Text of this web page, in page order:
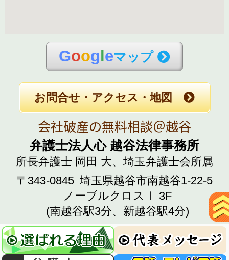
Googleマップ
お問合せ・アクセス・地図
会社破産の無料相談＠越谷
弁護士法人心 越谷法律事務所
所長弁護士 岡田 大、 埼玉弁護士会所属
〒343-0845 埼玉県越谷市南越谷1-22-5
ノーブルクロスⅠ 3F
(南越谷駅3分、新越谷駅4分)